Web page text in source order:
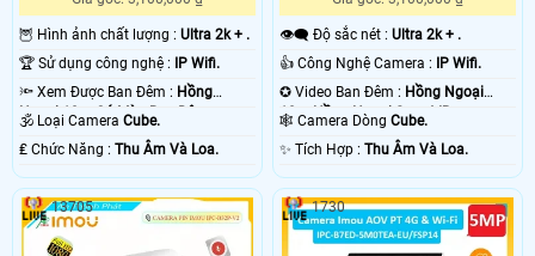
🦉 Hình ảnh chất lượng : Ultra 2k + .
🏆 Sử dụng công nghệ :
IP Wifi.
🔦 Xem Được Ban Đêm : Hồng
Ngoại 10m Có Màu Ban Ðêm.
🕉️ Loại Camera Cube.
️₤ Chức Năng : Thu Âm Và Loa.
👁️‍🗨 Độ sắc nét :Ultra 2k + .
👍 Công Nghệ Camera :
IP Wifi.
✪ Video Ban Đêm : Hồng Ngoại
10m Hồng Ngoại Smart IR.
🕸️ Camera DòngCube.
️✨ Tích Hợp :Thu Âm Và Loa.
13705 1730